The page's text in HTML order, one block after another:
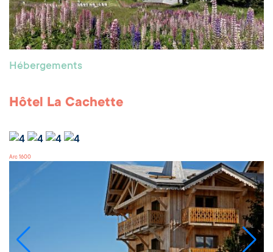
Hébergements
Hôtel La Cachette
Arc 1600